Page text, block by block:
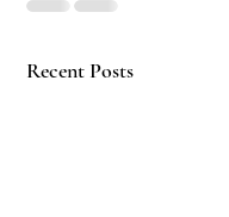
Recent Posts